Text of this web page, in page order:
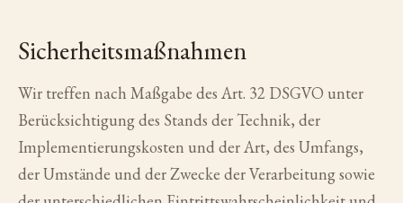
Sicherheitsmaßnahmen
Wir treffen nach Maßgabe des Art. 32 DSGVO unter
Berücksichtigung des Stands der Technik, der
Implementierungskosten und der Art, des Umfangs,
der Umstände und der Zwecke der Verarbeitung sowie